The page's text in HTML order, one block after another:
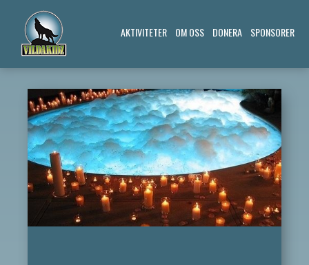
AKTIVITETER OM OSS DONERA SPONSORER